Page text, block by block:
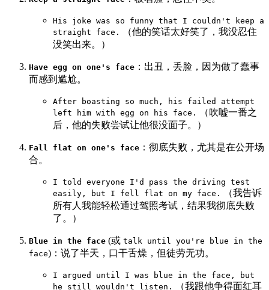
His joke was so funny that I couldn't keep a
straight face.
（他的笑话太好笑了，我没忍住
没笑出来。）
Have egg on one's face ：出丑，丢脸，因为做了蠢事
而感到尴尬。
After boasting so much, his failed attempt
left him with egg on his face.
（吹嘘一番之
后，他的失败尝试让他很没面子。）
Fall flat on one's face ：彻底失败，尤其是在公开场
合。
I told everyone I'd pass the driving test
easily, but I fell flat on my face.
（我告诉
所有人我能轻松通过驾照考试，结果我彻底失败
了。）
Blue in the face (或 talk until you're blue in the
face)：说了半天，口干舌燥，但徒劳无功。
I argued until I was blue in the face, but
he still wouldn't listen.
（我跟他争得面红耳